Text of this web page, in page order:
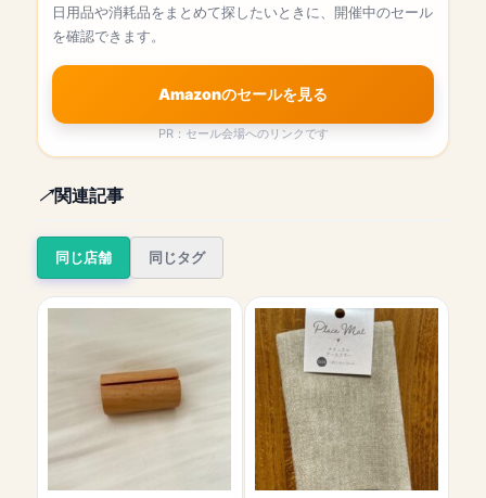
日用品や消耗品をまとめて探したいときに、開催中のセール
を確認できます。
Amazonのセールを見る
PR：セール会場へのリンクです
関連記事
同じ店舗 同じタグ